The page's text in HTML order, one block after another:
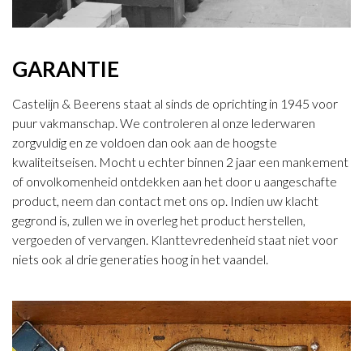
GARANTIE
Castelijn & Beerens staat al sinds de oprichting in 1945 voor
puur vakmanschap. We controleren al onze lederwaren
zorgvuldig en ze voldoen dan ook aan de hoogste
kwaliteitseisen. Mocht u echter binnen 2 jaar een mankement
of onvolkomenheid ontdekken aan het door u aangeschafte
product, neem dan contact met ons op. Indien uw klacht
gegrond is, zullen we in overleg het product herstellen,
vergoeden of vervangen. Klanttevredenheid staat niet voor
niets ook al drie generaties hoog in het vaandel.